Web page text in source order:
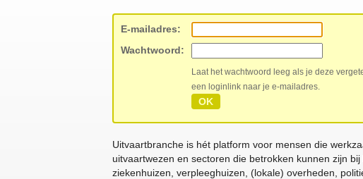
E-mailadres:
Wachtwoord:
Laat het wachtwoord leeg als je deze
een loginlink naar je e-mailadres.
OK
Uitvaartbranche is hét platform voor mensen die
uitvaartwezen en sectoren die betrokken kunnen zijn
ziekenhuizen, verpleeghuizen, (lokale) overheden,